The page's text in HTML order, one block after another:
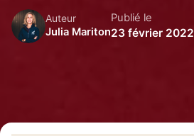
Auteur
Julia Mariton
Publié le
23 février 2022